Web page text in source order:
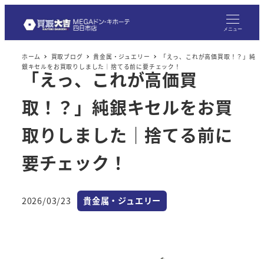
メニュー
ホーム 買取ブログ 貴金属・ジュエリー
「えっ、これが高価買取！？」純
銀キセルをお買取りしました｜捨てる前に要チェック！
「えっ、これが高価買
取！？」純銀キセルをお買
取りしました｜捨てる前に
要チェック！
投稿日
2026/03/23 カテゴリー
貴金属・ジュエリー